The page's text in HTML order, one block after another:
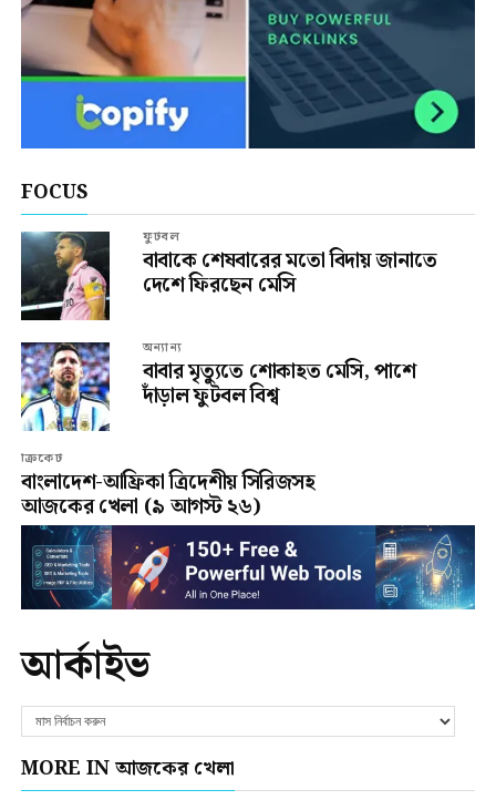
FOCUS
ফুটবল
বাবাকে শেষবারের মতো বিদায় জানাতে
দেশে ফিরছেন মেসি
অন্যান্য
বাবার মৃত্যুতে শোকাহত মেসি, পাশে
দাঁড়াল ফুটবল বিশ্ব
ক্রিকেট
বাংলাদেশ-আফ্রিকা ত্রিদেশীয় সিরিজসহ
আজকের খেলা (৯ আগস্ট ২৬)
আর্কাইভ
MORE IN আজকের খেলা